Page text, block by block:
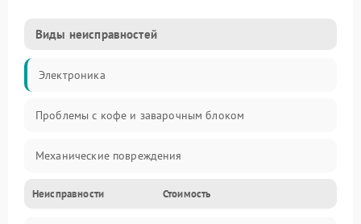
Виды неисправностей
Электроника
Проблемы с кофе и заварочным блоком
Механические повреждения
Прочие неисправности
Неисправности Стоимость